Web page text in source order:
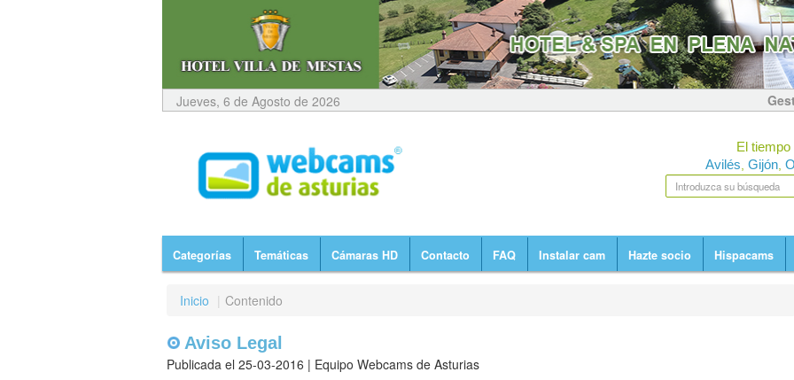
Jueves, 6 de Agosto de 2026
El
Avilés, Gijón,
Categorías Temáticas Cámaras HD Contacto FAQ Instalar cam Hazte socio Hispacams
Inicio | Contenido
Aviso Legal
Publicada el 25-03-2016 | Equipo Webcams de Asturias